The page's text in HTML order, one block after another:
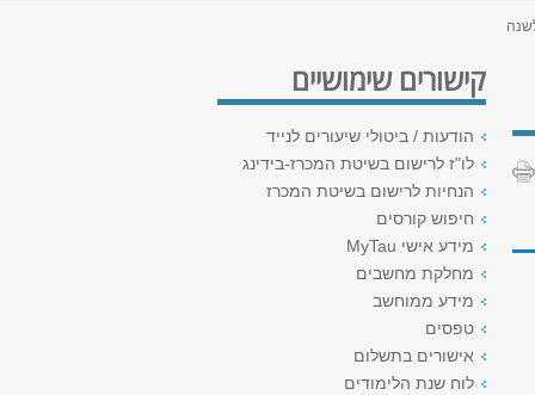
קישורים שימושיים
הודעות / ביטולי שיעורים לנייד
לו"ז לרישום בשיטת המכרז-בידינג
הנחיות לרישום בשיטת המכרז
חיפוש קורסים
מידע אישי MyTau
מחלקת מחשבים
מידע ממוחשב
טפסים
אישורים בתשלום
לוח שנת הלימודים